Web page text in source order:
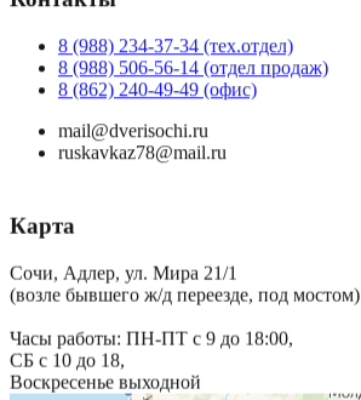
8 (988) 234-37-34 (тех.отдел)
8 (988) 506-56-14 (отдел продаж)
8 (862) 240-49-49 (офис)
mail@dverisochi.ru
ruskavkaz78@mail.ru
Карта
Сочи, Адлер, ул. Мира 21/1
(возле бывшего ж/д переезде, под мостом)
Часы работы: ПН-ПТ с 9 до 18:00,
СБ с 10 до 18,
Воскресенье выходной